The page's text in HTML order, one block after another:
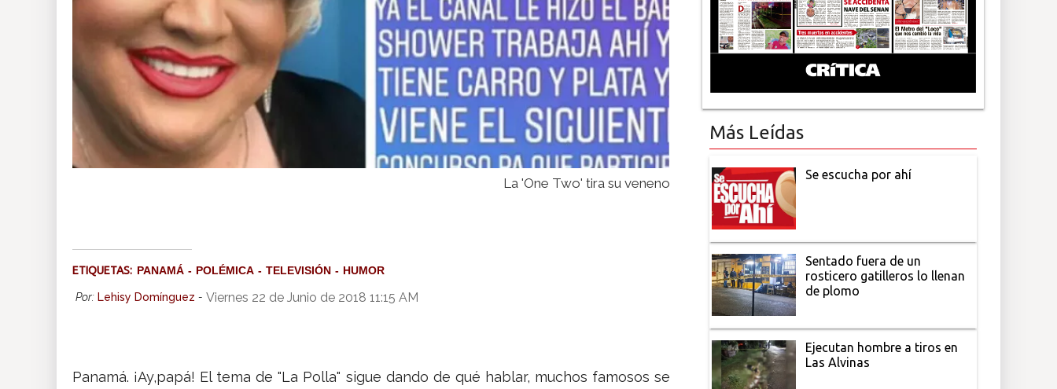
La 'One Two' tira su veneno
ETIQUETAS: PANAMÁ POLÉMICA TELEVISIÓN HUMOR
Por: Lehisy Domínguez - Viernes 22 de Junio de 2018 11:15 AM
Panamá. ¡Ay,papá! El tema de "La Polla" sigue dando de qué hablar, muchos famosos se
Más Leídas
Se escucha por ahí
Sentado fuera de un
rosticero gatilleros lo llenan
de plomo
Ejecutan hombre a tiros en
Las Alvinas